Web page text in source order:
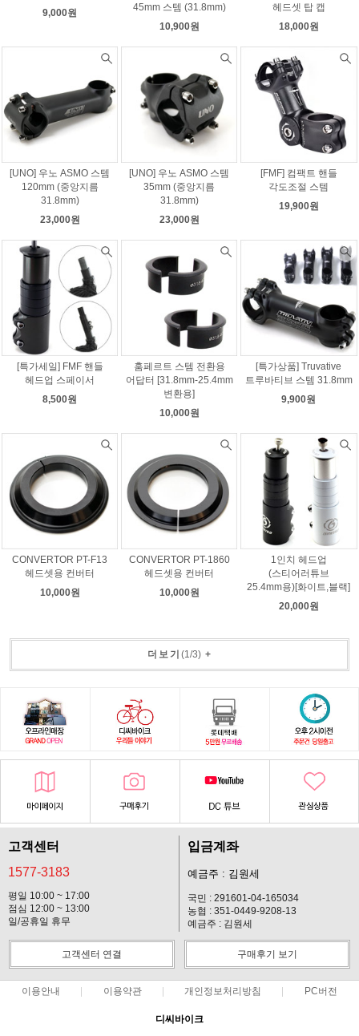
9,000원
45mm 스템 (31.8mm)
10,900원
헤드셋 탑 캡
18,000원
[UNO] 우노 ASMO 스템
120mm (중앙지름
31.8mm)
23,000원
[UNO] 우노 ASMO 스템
35mm (중앙지름
31.8mm)
23,000원
[FMF] 컴팩트 핸들
각도조절 스템
19,900원
[특가세일] FMF 핸들
헤드업 스페이서
8,500원
훔페르트 스템 전환용
어답터 [31.8mm-25.4mm
변환용]
10,000원
[특가상품] Truvative
트루바티브 스템 31.8mm
9,900원
CONVERTOR PT-F13
헤드셋용 컨버터
10,000원
CONVERTOR PT-1860
헤드셋용 컨버터
10,000원
1인치 헤드업
(스티어러튜브
25.4mm용)[화이트,블랙]
20,000원
더보기 (1/3)+
고객센터
1577-3183
평일 10:00 ~ 17:00
점심 12:00 ~ 13:00
일/공휴일 휴무
입금계좌
예금주 : 김원세
국민 : 291601-04-165034
농협 : 351-0449-9208-13
예금주 : 김원세
고객센터 연결 구매후기 보기
이용안내 이용약관 개인정보처리방침 PC버전
디씨바이크